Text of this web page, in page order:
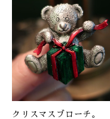
クリスマスブローチ。